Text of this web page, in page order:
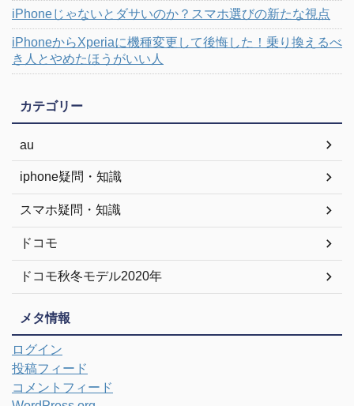
iPhoneじゃないとダサいのか？スマホ選びの新たな視点
iPhoneからXperiaに機種変更して後悔した！乗り換えるべ
き人とやめたほうがいい人
カテゴリー
au
iphone疑問・知識
スマホ疑問・知識
ドコモ
ドコモ秋冬モデル2020年
メタ情報
ログイン
投稿フィード
コメントフィード